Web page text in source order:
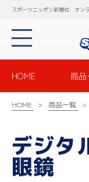
スポーツニッポン新聞社 オン
HOME 商品
HOME 商品一覧
デジタ
眼鏡